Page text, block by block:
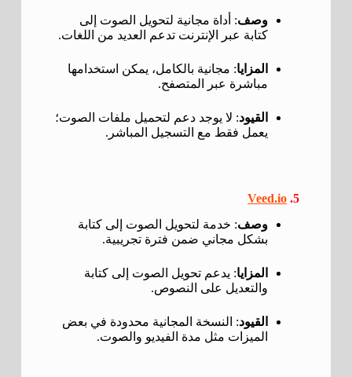
وصف: أداة مجانية لتحويل الصوت إلى
كتابة عبر الإنترنت تدعم العديد من اللغات.
المزايا: مجانية بالكامل، يمكن استخدامها
مباشرة عبر المتصفح.
القيود: لا يوجد دعم لتحميل ملفات الصوت؛
يعمل فقط مع التسجيل المباشر.
5.
Veed.io
وصف: خدمة لتحويل الصوت إلى كتابة
بشكل مجاني ضمن فترة تجريبية.
المزايا: يدعم تحويل الصوت إلى كتابة
والتعديل على النصوص.
القيود: النسخة المجانية محدودة في بعض
الميزات مثل مدة الفيديو والصوت.